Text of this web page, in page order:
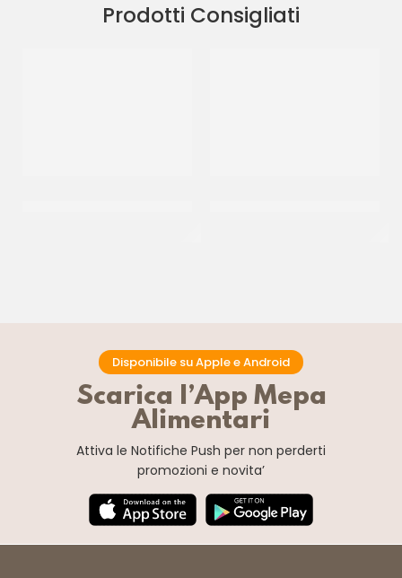
Prodotti Consigliati
Disponibile su Apple e Android
Scarica l’App Mepa
Alimentari
Attiva le Notifiche Push per non perderti
promozioni e novita’